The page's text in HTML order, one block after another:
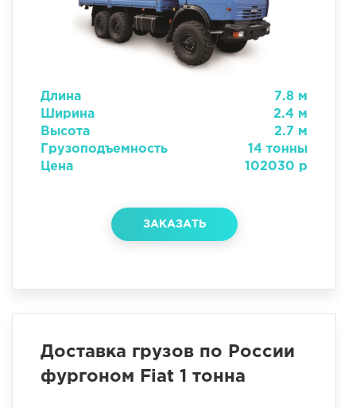
Длина
7.8 м
Ширина
2.4 м
Высота
2.7 м
Грузоподъемность
14 тонны
Цена
102030 р
ЗАКАЗАТЬ
Доставка грузов по России
фургоном Fiat 1 тонна